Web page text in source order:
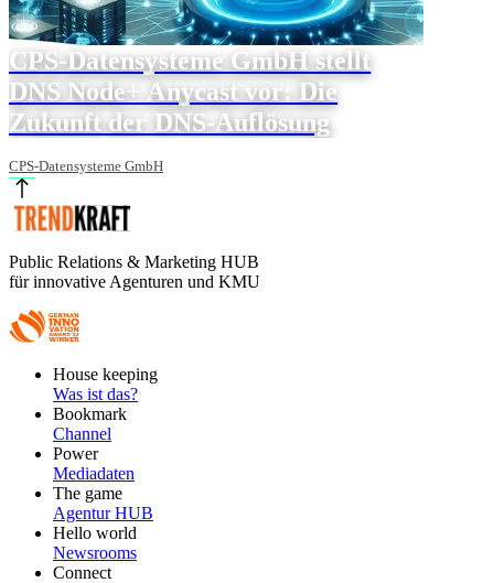
CPS-Datensysteme GmbH stellt
DNS Node+ Anycast vor: Die
Zukunft der DNS-Auflösung
CPS-Datensysteme GmbH
Public Relations & Marketing HUB
für innovative Agenturen und KMU
FooterHouse keeping
Was ist das?
Bookmark
Channel
Power
Mediadaten
The game
Agentur HUB
Hello world
Newsrooms
Connect